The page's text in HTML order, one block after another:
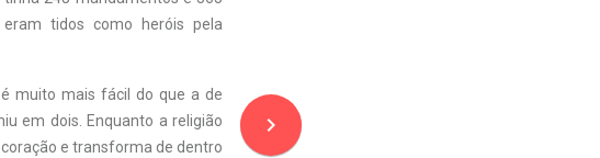
tidos como heróis pela
muito mais fácil do que a de
em dois. Enquanto a religião
coração e transforma de dentro
navigate_next